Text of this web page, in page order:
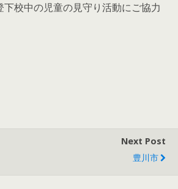
校中の児童の見守り活動にご協力
Next Post
豊川市